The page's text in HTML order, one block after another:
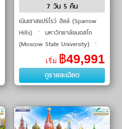
7 วัน 5 คืน
เนินเขาสแปร์โรว์ ฮิลล์ (Sparrow
Hills) ㆍ มหาวิทยาลัยมอสโก
(Moscow State University) ㆍ
มหาวิหารเซนต์ซาเวียร์ (Cathedral
of Christ the Saviour) ㆍ พระ
ราชวังฤด�
เริ่ม ฿49,991
ดูรายละเอียด